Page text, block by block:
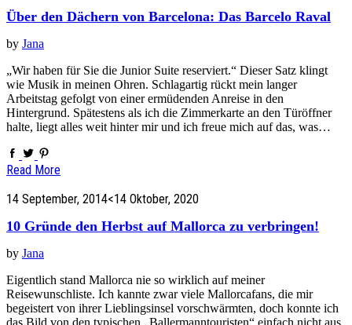
Über den Dächern von Barcelona: Das Barcelo Raval
by Jana
„Wir haben für Sie die Junior Suite reserviert.“ Dieser Satz klingt
wie Musik in meinen Ohren. Schlagartig rückt mein langer
Arbeitstag gefolgt von einer ermüdenden Anreise in den
Hintergrund. Spätestens als ich die Zimmerkarte an den Türöffner
halte, liegt alles weit hinter mir und ich freue mich auf das, was…
Read More
14 September, 2014<14 Oktober, 2020
10 Gründe den Herbst auf Mallorca zu verbringen!
by Jana
Eigentlich stand Mallorca nie so wirklich auf meiner
Reisewunschliste. Ich kannte zwar viele Mallorcafans, die mir
begeistert von ihrer Lieblingsinsel vorschwärmten, doch konnte ich
das Bild von den typischen „Ballermanntouristen“ einfach nicht aus